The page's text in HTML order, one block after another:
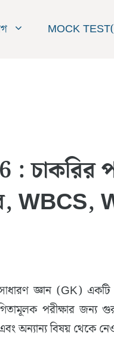
MOCK
চাকরির
জ্ঞান (GK) একটি
পরীক্ষার জন্য
অন্যান্য বিষয় থেকে